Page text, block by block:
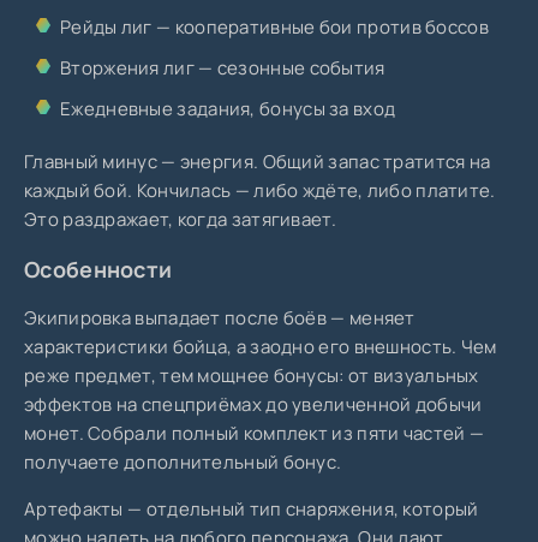
Рейды лиг — кооперативные бои против боссов
Вторжения лиг — сезонные события
Ежедневные задания, бонусы за вход
Главный минус — энергия. Общий запас тратится на
каждый бой. Кончилась — либо ждёте, либо платите.
Это раздражает, когда затягивает.
Особенности
Экипировка выпадает после боёв — меняет
характеристики бойца, а заодно его внешность. Чем
реже предмет, тем мощнее бонусы: от визуальных
эффектов на спецприёмах до увеличенной добычи
монет. Собрали полный комплект из пяти частей —
получаете дополнительный бонус.
Артефакты — отдельный тип снаряжения, который